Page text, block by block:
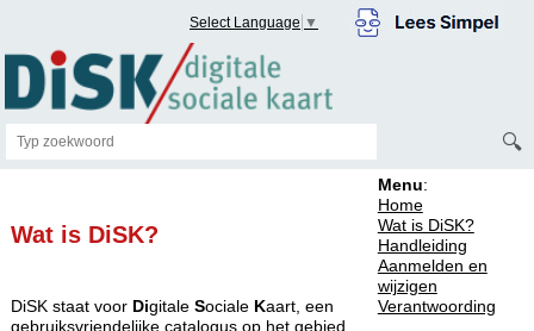
Select Language ▼
🔍
Wat is DiSK?
DiSK staat voor DigitaleSociale Kaart, een
gebruiksvriendelijke catalogus op het gebied
Menu:
Home
Wat is DiSK?
Handleiding
Aanmelden en
wijzigen
Verantwoording